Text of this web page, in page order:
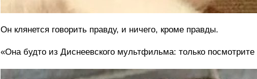
Он клянется говорить правду, и ничего, кроме правды.
«Она будто из Диснеевского мультфильма: только посмотрите